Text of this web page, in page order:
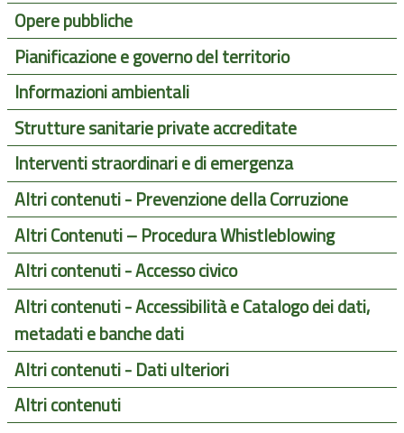
Opere pubbliche
Pianificazione e governo del territorio
Informazioni ambientali
Strutture sanitarie private accreditate
Interventi straordinari e di emergenza
Altri contenuti - Prevenzione della Corruzione
Altri Contenuti – Procedura Whistleblowing
Altri contenuti - Accesso civico
Altri contenuti - Accessibilità e Catalogo dei dati,
metadati e banche dati
Altri contenuti - Dati ulteriori
Altri contenuti